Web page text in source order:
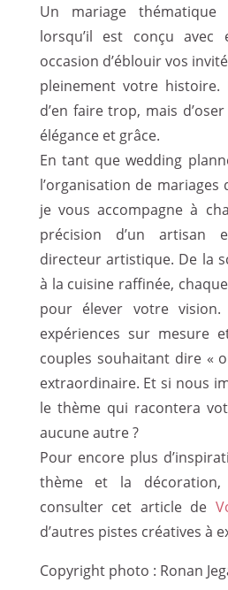
Un mariage
lorsqu’il est conçu avec
occasion d’éblouir vos
pleinement votre histoire.
d’en faire trop, mais
élégance et grâce.
En tant que wedding
l’organisation de mariages
je vous accompagne à
précision d’un artisan
directeur artistique. De la
à la cuisine raffinée,
pour élever votre
expériences sur mesure
couples souhaitant dire «
extraordinaire. Et si nous
le thème qui racontera
aucune autre ?
Pour encore plus
thème et la
consulter cet article de
d’autres pistes créatives à
Copyright photo : Ronan